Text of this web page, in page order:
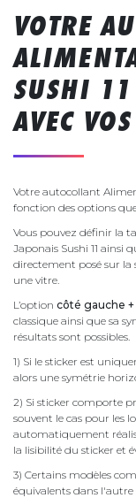
VOTRE
SUSHI 11
AVEC
Votre autocollant
fonction des options
Vous pouvez définir la
Japonais Sushi 11 ainsi
directement posé sur la
une vitre.
L’option côté gauche
classique ainsi que sa
résultats sont possibles.
1) Si le sticker est
alors une symétrie
2) Si sticker comporte
souvent le cas pour les
automatiquement
la lisibilité du sticker et
3) Certains modèles
équivalents dans l'autre